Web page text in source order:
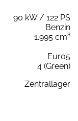
90 kW / 122 PS
Benzin
1.995 cm³
Euro5
4 (Green)
Zentrallager